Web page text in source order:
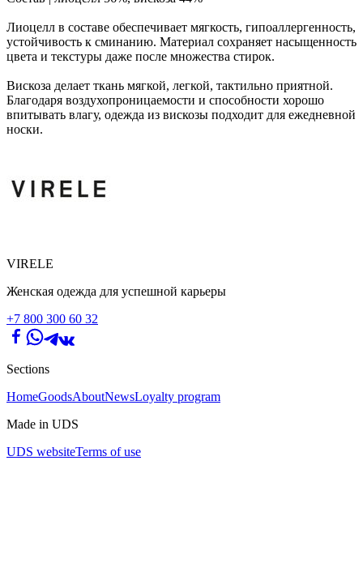
Лиоцелл в составе обеспечивает мягкость, гипоаллергенность,
устойчивость к сминанию. Материал сохраняет насыщенность
цвета и текстуры даже после множества стирок.
Вискоза делает ткань мягкой, легкой, тактильно приятной.
Благодаря воздухопроницаемости и способности хорошо
впитывать влагу, одежда из вискозы подходит для ежедневной
носки.
VIRELE
Женская одежда для успешной карьеры
+7 800 300 60 32
Sections
HomeGoodsAboutNewsLoyalty program
Made in UDS
UDS websiteTerms of use